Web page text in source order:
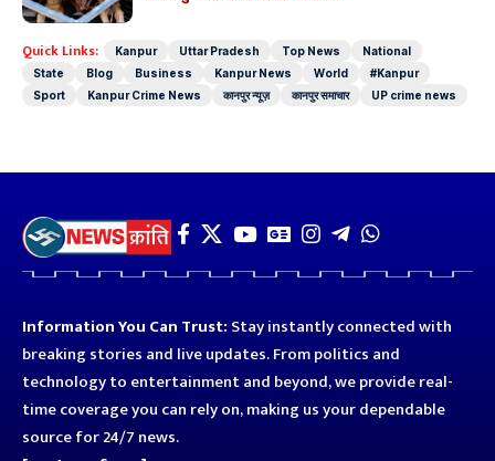
Quick Links: Kanpur Uttar Pradesh Top News
National
State
Blog Business Kanpur News World
#Kanpur
Sport
Kanpur Crime News कानपुर न्यूज़ कानपुर समाचार UP crime news
Information You Can Trust: Stay instantly connected with
breaking stories and live updates. From politics and
technology to entertainment and beyond, we provide real-
time coverage you can rely on, making us your dependable
source for 24/7 news.